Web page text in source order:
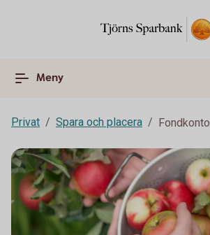
Meny
Privat Spara och placera Fondkonto